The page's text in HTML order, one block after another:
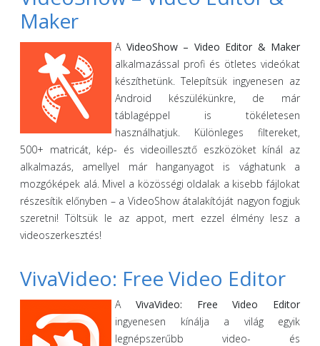
Maker
A VideoShow – Video Editor & Maker
alkalmazással profi és ötletes videókat
készíthetünk. Telepítsük ingyenesen az
Android készülékünkre, de már
táblagéppel is tökéletesen
használhatjuk. Különleges filtereket,
500+ matricát, kép- és videoillesztő eszközöket kínál az
alkalmazás, amellyel már hanganyagot is vághatunk a
mozgóképek alá. Mivel a közösségi oldalak a kisebb fájlokat
részesítik előnyben – a VideoShow átalakítóját nagyon fogjuk
szeretni! Töltsük le az appot, mert ezzel élmény lesz a
videoszerkesztés!
VivaVideo: Free Video Editor
A VivaVideo: Free Video Editor
ingyenesen kínálja a világ egyik
legnépszerűbb video- és